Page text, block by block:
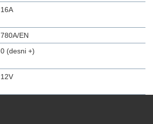
16A
780A/EN
0 (desni +)
12V